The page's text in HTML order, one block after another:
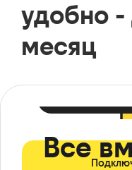
удобно -
месяц
Все